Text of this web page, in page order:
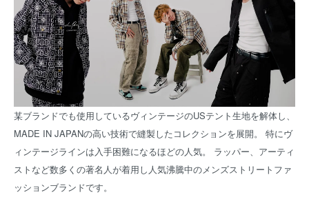
某ブランドでも使用しているヴィンテージのUSテント生地を解体し、
MADE IN JAPANの高い技術で縫製したコレクションを展開。 特にヴ
ィンテージラインは入手困難になるほどの人気。 ラッパー、アーティ
ストなど数多くの著名人が着用し人気沸騰中のメンズストリートファ
ッションブランドです。